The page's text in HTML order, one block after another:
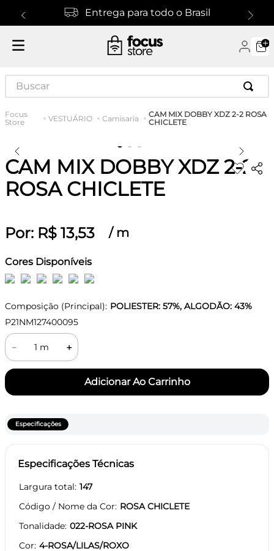
Entrega para todo o Brasil
Buscar
VESTUÁRIO Camisaria
CAM MIX DOBBY XDZ 2-2 ROSA
CHICLETE
CAM MIX DOBBY XDZ 2-2
ROSA CHICLETE
Por: R$ 13,53 / m
Cores Disponíveis
Composição (Principal): POLIESTER: 57%, ALGODÃO: 43%
P21NM127400095
＋
－
Especificações
Especificações Técnicas
Largura total 147
Código / Nome da Cor ROSA CHICLETE
Tonalidade 022-ROSA PINK
Cor 4-ROSA/LILAS/ROXO